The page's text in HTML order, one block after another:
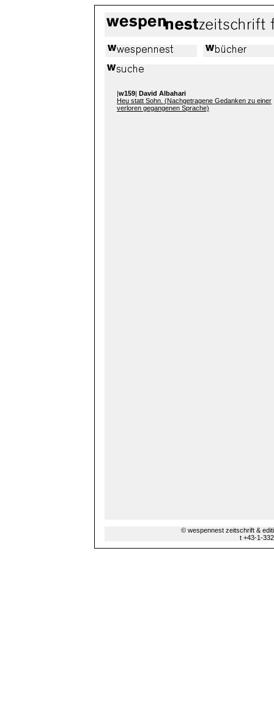
|w159| David Albahari
Heu statt Sohn. (Nachgetragene Gedanken zu einer
verloren gegangenen Sprache)
© wespennest zeitschrift &
t +43-1-